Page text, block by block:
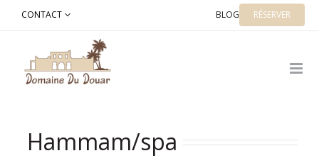
CONTACT BLOG RÉSERVER
Hammam/spa